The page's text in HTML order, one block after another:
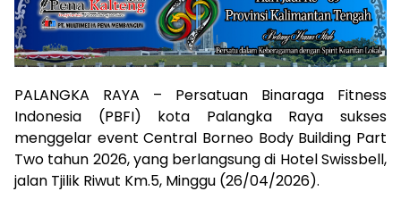
PALANGKA RAYA – Persatuan Binaraga Fitness
Indonesia (PBFI) kota Palangka Raya sukses
menggelar event Central Borneo Body Building Part
Two tahun 2026, yang berlangsung di Hotel Swissbell,
jalan Tjilik Riwut Km.5, Minggu (26/04/2026).